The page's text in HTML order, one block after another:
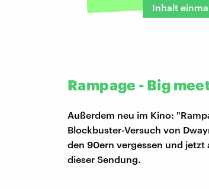
Inhalt
Rampage - Big
Außerdem neu im Kino:
Blockbuster-Versuch von
den 90ern vergessen und jetzt
dieser Sendung.